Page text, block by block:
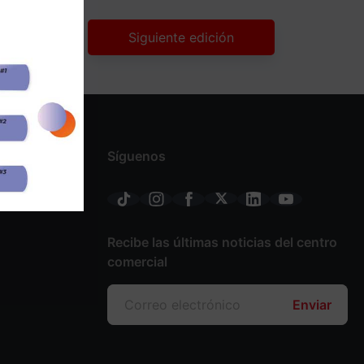
Siguiente edición
Síguenos
Recibe las últimas noticias del centro
comercial
Enviar